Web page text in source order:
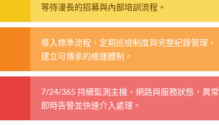
等待漫長的招募與內部培訓流程。
導入標準流程、定期巡檢制度與完整紀錄管理，
建立可傳承的維運體制。
7/24/365 持續監測主機、網路與服務狀態，異常
即時告警並快速介入處理。